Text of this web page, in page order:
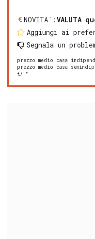
NOVITA':VALUTA
Aggiungi ai
Segnala un
prezzo medio casa
prezzo medio casa
€/m²